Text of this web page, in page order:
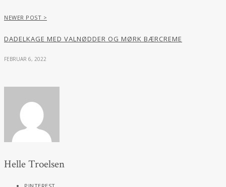
NEWER POST >
DADELKAGE MED VALNØDDER OG MØRK BÆRCREME
FEBRUAR 6, 2022
Helle Troelsen